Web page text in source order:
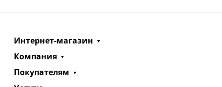
Интернет-магазин
Компания
Покупателям